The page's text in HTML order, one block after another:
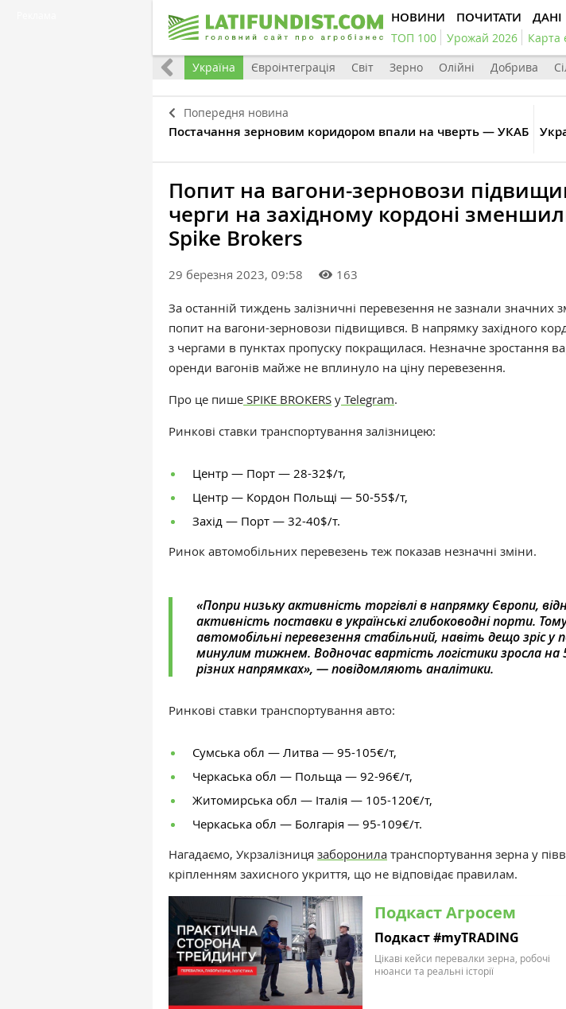
НОВИНИ ПОЧИТАТИ ДАНІ
ТОП 100 Урожай 2026 Карта
Все Україна Євроінтеграція Світ Зерно Олійні Добрива
Попередня новина
Постачання зерновим коридором впали на чверть — УКАБ
Попит на вагони-зерновози
черги на західному кордоні
Spike Brokers
29 березня 2023, 09:58 163
За останній тиждень залізничні перевезення не зазнали значних
попит на вагони-зерновози підвищився. В напрямку західного
з чергами в пунктах пропуску покращилася. Незначне зростання
оренди вагонів майже не вплинуло на ціну перевезення.
Про це пише SPIKE BROKERS у Telegram.
Ринкові ставки транспортування залізницею:
Центр — Порт — 28-32$/т,
Центр — Кордон Польщі — 50-55$/т,
Захід — Порт — 32-40$/т.
Ринок автомобільних перевезень теж показав незначні зміни.
«Попри низьку активність торгівлі в напрямку Європи,
активність поставки в українські глибоководні порти.
автомобільні перевезення стабільний, навіть дещо зріс у
минулим тижнем. Водночас вартість логістики зросла
різних напрямках», — повідомляють аналітики.
Ринкові ставки транспортування авто:
Сумська обл — Литва — 95-105€/т,
Черкаська обл — Польща — 92-96€/т,
Житомирська обл — Італія — 105-120€/т,
Черкаська обл — Болгарія — 95-109€/т.
Нагадаємо, Укрзалізниця заборонила транспортування зерна у
кріпленням захисного укриття, що не відповідає правилам.
Подкаст Агросем
Подкаст #myTRADING
Цікаві кейси перевалки зерна, робочі
нюанси та реальні історії